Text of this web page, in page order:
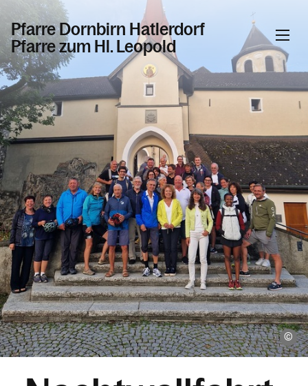
Pfarre Dornbirn Hatlerdorf
Pfarre zum Hl. Leopold
Informationen
Kalender
Personen
Kontakt